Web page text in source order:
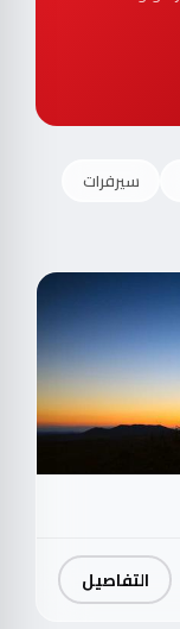
سيرفرات
التفاصيل